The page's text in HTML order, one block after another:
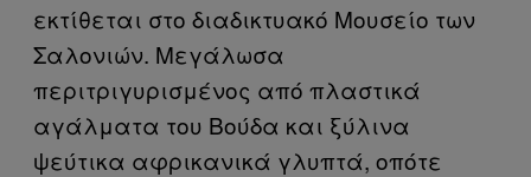
εκτίθεται στο διαδικτυακό Μουσείο των
Σαλονιών. Μεγάλωσα
περιτριγυρισμένος από πλαστικά
αγάλματα του Βούδα και ξύλινα
ψεύτικα αφρικανικά γλυπτά, οπότε